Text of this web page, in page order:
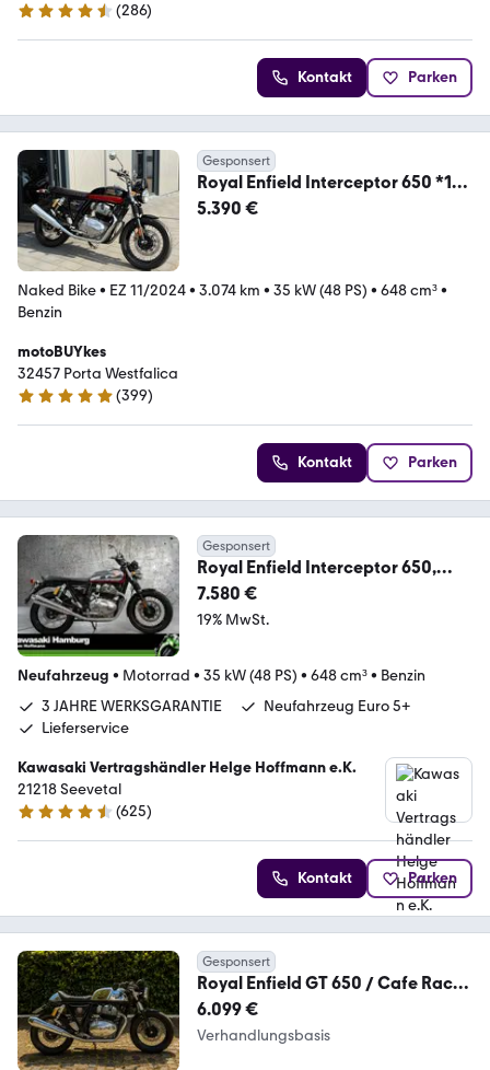
4.5 Sterne
(286)
Kontakt Parken
Gesponsert
Royal Enfield Interceptor 650 *1
Jahr Gewährleistung*A2*1.Hand
5.390 €
Naked Bike• EZ 11/2024• 3.074 km • 35 kW (48 PS) • 648 cm³•
Benzin
motoBUYkes
32457 Porta Westfalica
4.8 Sterne
(399)
Kontakt Parken
Gesponsert
Royal Enfield Interceptor 650,
sofort lieferbar, Lieferservice
7.580 €
19% MwSt.
Neufahrzeug • Motorrad • 35 kW (48 PS) • 648 cm³• Benzin
3 JAHRE WERKSGARANTIE
Neufahrzeug Euro 5+
Lieferservice
Kawasaki Vertragshändler Helge Hoffmann e.K.
21218 Seevetal
4.6 Sterne
(625)
Kontakt Parken
Gesponsert
Royal Enfield GT 650 / Cafe Racer
/ Interceptor / Custom
6.099 €
Verhandlungsbasis